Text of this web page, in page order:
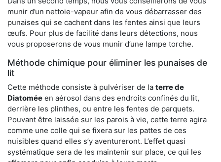
munir d’un nettoie-vapeur afin de vous débarrasser des
punaises qui se cachent dans les fentes ainsi que leurs
œufs. Pour plus de facilité dans leurs détections, nous
vous proposerons de vous munir d’une lampe torche.
Méthode chimique pour éliminer les punaises de
lit
Cette méthode consiste à pulvériser de la terre de
Diatomée en aérosol dans des endroits confinés du lit,
derrière les plinthes, ou entre les fentes de parquets.
Pouvant être laissée sur les parois à vie, cette terre agira
comme une colle qui se fixera sur les pattes de ces
nuisibles quand elles s’y aventureront. L’effet quasi
systématique sera de les maintenir sur place, ce qui les